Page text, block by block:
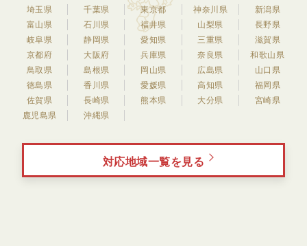
埼玉県
千葉県 東京都 神奈川県
新潟県
富山県
石川県 福井県 山梨県
長野県
岐阜県
静岡県 愛知県 三重県
滋賀県
京都府
大阪府 兵庫県 奈良県
和歌山県
鳥取県
島根県 岡山県 広島県
山口県
徳島県
香川県 愛媛県 高知県
福岡県
佐賀県
長崎県 熊本県 大分県
宮崎県
鹿児島県
沖縄県
対応地域一覧を見る